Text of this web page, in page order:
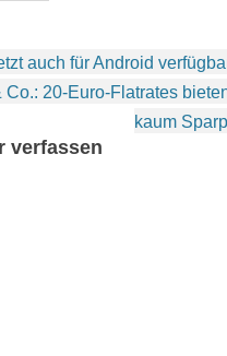
auch für Android
Co.: 20-Euro-Flatrates
kaum
verfassen